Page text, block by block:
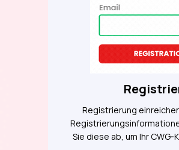
Registrierung
Sie diese ab, um Ihr